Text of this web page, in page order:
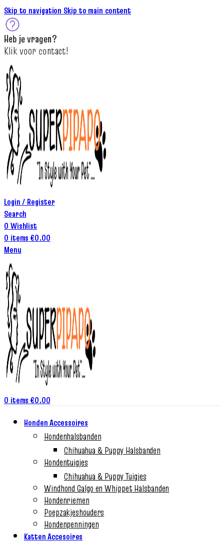
Skip to navigation Skip to main content
Heb jevragen?
Klikvoor contact!
Login / Register
Search
0 Wishlist
0 items €0.00
Menu
0 items €0.00
Honden Accessoires
Hondenhalsbanden
Chihuahua & Puppy Halsbanden
Hondentuigjes
Chihuahua & Puppy Tuigjes
Windhond Galgo en Whippet Halsbanden
Hondenriemen
Poepzakjeshouders
Hondenpenningen
Katten Accesoires